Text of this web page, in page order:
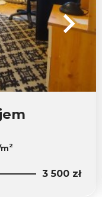
2
3 500 zł